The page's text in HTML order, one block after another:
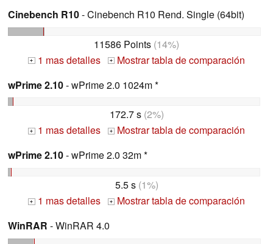
Cinebench R10- Cinebench R10 Rend. Single (64bit)
11586 Points (14%)
+ 1 mas detalles +
Mostrar tabla de comparación
wPrime 2.10- wPrime 2.0 1024m *
172.7 s(2%)
+ 1 mas detalles +
Mostrar tabla de comparación
wPrime 2.10- wPrime 2.0 32m *
5.5 s(1%)
+ 1 mas detalles +
Mostrar tabla de comparación
WinRAR - WinRAR 4.0